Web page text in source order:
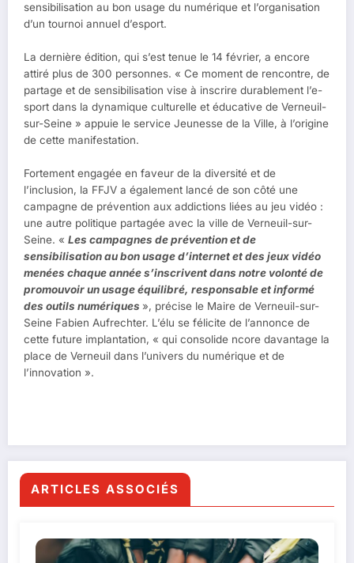
sensibilisation au bon usage du numérique et l’organisation
d’un tournoi annuel d’esport.
La dernière édition, qui s’est tenue le 14 février, a encore
attiré plus de 300 personnes. « Ce moment de rencontre, de
partage et de sensibilisation vise à inscrire durablement l’e-
sport dans la dynamique culturelle et éducative de Verneuil-
sur-Seine » appuie le service Jeunesse de la Ville, à l’origine
de cette manifestation.
Fortement engagée en faveur de la diversité et de
l’inclusion, la FFJV a également lancé de son côté une
campagne de prévention aux addictions liées au jeu vidéo :
une autre politique partagée avec la ville de Verneuil-sur-
Seine. « Les campagnes de prévention et de
sensibilisation au bon usage d’internet et des jeux vidéo
menées chaque année s’inscrivent dans notre volonté de
promouvoir un usage équilibré, responsable et informé
des outils numériques », précise le Maire de Verneuil-sur-
Seine Fabien Aufrechter. L’élu se félicite de l’annonce de
cette future implantation, « qui consolide ncore davantage la
place de Verneuil dans l’univers du numérique et de
l’innovation ».
ARTICLES ASSOCIÉS